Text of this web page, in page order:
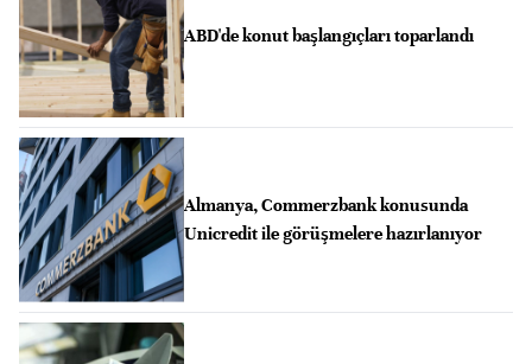
ABD'de konut başlangıçları toparlandı
Almanya, Commerzbank konusunda
Unicredit ile görüşmelere hazırlanıyor